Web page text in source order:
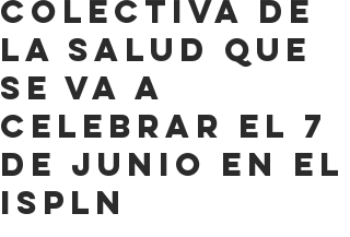
Colectiva de
la Salud que
se va a
celebrar el 7
de junio en el
ISPLN